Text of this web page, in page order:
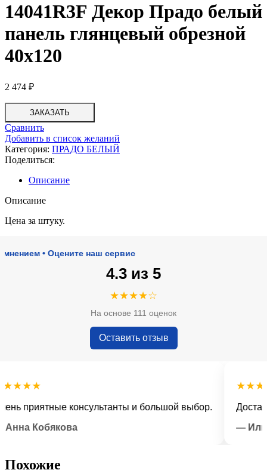
14041R3F Декор Прадо белый
панель глянцевый обрезной
40х120
2 474 ₽
ЗАКАЗАТЬ
Сравнить
Добавить в список желаний
Категория: ПРАДО БЕЛЫЙ
Поделиться:
Описание
Описание
Цена за штуку.
• Оцените наш сервис
4.3 из 5
★★★★☆
На основе 111 оценок
Оставить отзыв
приятные консультанты и большой выбор.
Кобякова
★★★★★
Доставка
— Илья
Похожие